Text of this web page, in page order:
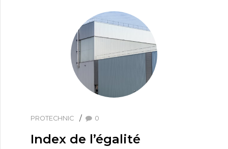
PROTECHNIC 0
Index de l’égalité